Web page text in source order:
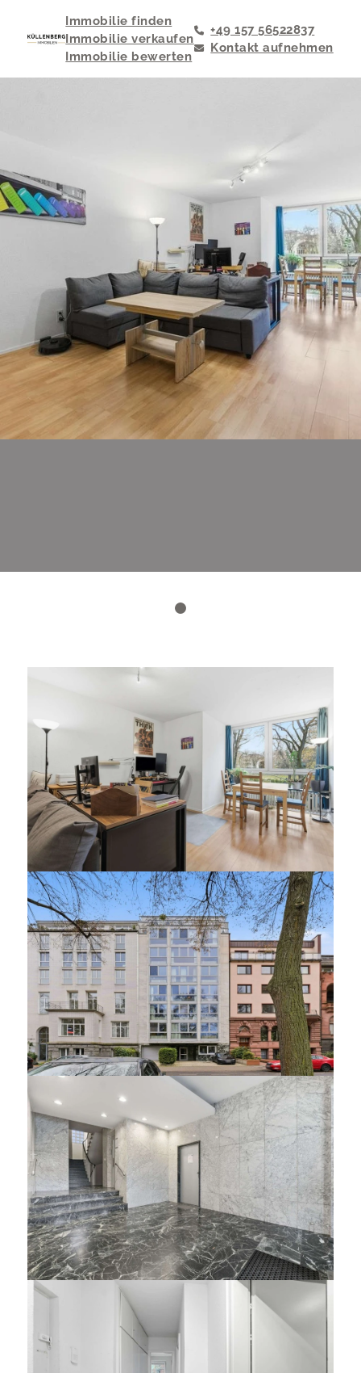
Immobilie finden
Immobilie verkaufen
Immobilie bewerten
+49 157 56522837
Kontakt aufnehmen
WOHNUNG ZU KAUFEN IN KÖLN
Attraktive Kapitalanlage am
Ebertplatz